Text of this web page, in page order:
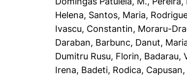
Helena, Santos, Maria,
Ivascu, Constantin, Moraru-
Daraban, Barbunc, Danut,
Dumitru Rusu, Florin, Badarau,
Irena, Badeti, Rodica, Capusan,